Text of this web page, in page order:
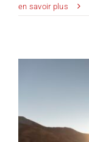
en savoir plus